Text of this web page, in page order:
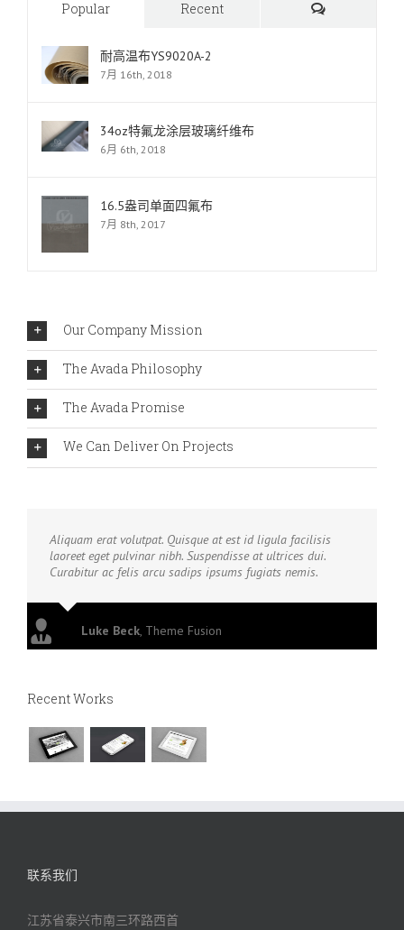
Popular Recent Comments
耐高温布YS9020A-2
7月 16th, 2018
34oz特氟龙涂层玻璃纤维布
6月 6th, 2018
16.5盎司单面四氟布
7月 8th, 2017
Our Company Mission
The Avada Philosophy
The Avada Promise
We Can Deliver On Projects
Aliquam erat volutpat. Quisque at est id ligula facilisis
laoreet eget pulvinar nibh. Suspendisse at ultrices dui.
Curabitur ac felis arcu sadips ipsums fugiats nemis.
Luke Beck, Theme Fusion
Recent Works
联系我们
江苏省泰兴市南三环路西首